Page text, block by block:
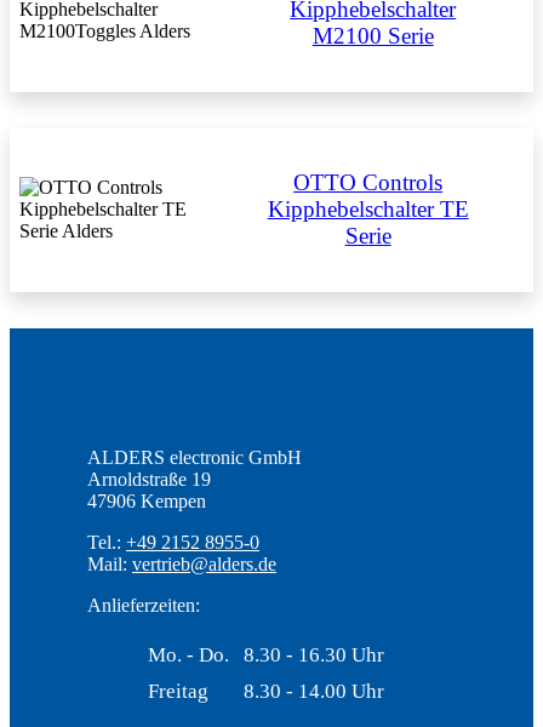
Kipphebelschalter
M2100 Serie
OTTO Controls
Kipphebelschalter TE
Serie
ALDERS electronic GmbH
Arnoldstraße 19
47906 Kempen
Tel.: +49 2152 8955-0
Mail: vertrieb@alders.de
Anlieferzeiten:
Mo. - Do.
8.30 - 16.30 Uhr
Freitag
8.30 - 14.00 Uhr